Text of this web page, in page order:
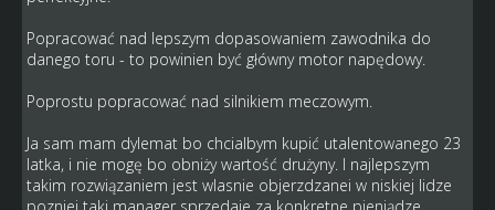
Popracować nad lepszym dopasowaniem zawodnika do
danego toru - to powinien być główny motor napędowy.
Poprostu popracować nad silnikiem meczowym.
Ja sam mam dylemat bo chcialbym kupić utalentowanego 23
latka, i nie mogę bo obniży wartość drużyny. I najlepszym
takim rozwiązaniem jest wlasnie objerzdzanei w niskiej lidze
pozniej taki manager sprzedaje za konkretne pieniądze